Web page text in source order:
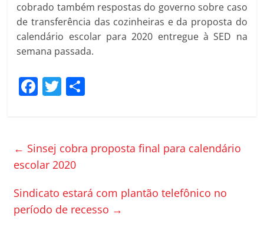
cobrado também respostas do governo sobre caso
de transferência das cozinheiras e da proposta do
calendário escolar para 2020 entregue à SED na
semana passada.
F
e
b
o
k
T
er p
ar
h
ar
← Sinsej cobra proposta final para calendário
escolar 2020
Sindicato estará com plantão telefônico no
período de recesso →